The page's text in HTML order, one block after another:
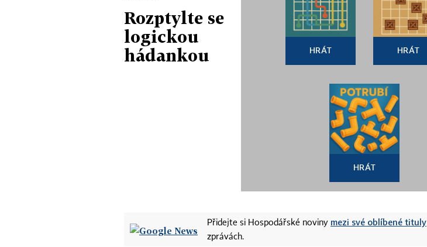
Rozptylte se
logickou
hádankou
HRÁT HRÁT
HRÁT
Přidejte si Hospodářské noviny mezi své oblíbené tituly
zprávách.